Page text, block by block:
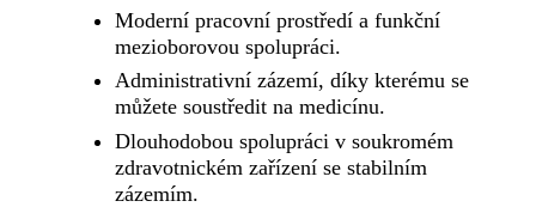
Moderní pracovní prostředí a funkční
mezioborovou spolupráci.
Administrativní zázemí, díky kterému se
můžete soustředit na medicínu.
Dlouhodobou spolupráci v soukromém
zdravotnickém zařízení se stabilním
zázemím.